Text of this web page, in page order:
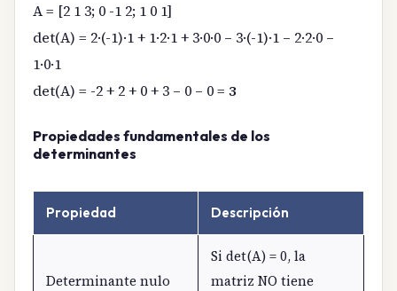
A = [2 1 3; 0 -1 2; 1 0 1]
det(A) = 2·(-1)·1 + 1·2·1 + 3·0·0 – 3·(-1)·1 – 2·2·0 –
1·0·1
det(A) = -2 + 2 + 0 + 3 – 0 – 0 = 3
Propiedades fundamentales de los
determinantes
Propiedad Descripción
Determinante nulo
Si det(A) = 0, la
matriz NO tiene